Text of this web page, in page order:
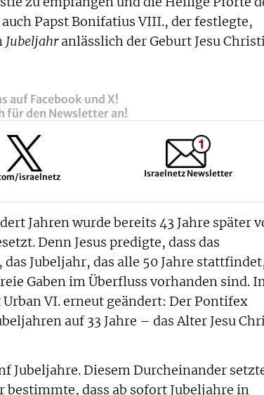
Papst Bonifatius VIII., der festlegte,
Jubeljahranlässlich der Geburt Jesu
auf Facebook und X!
für den Newsletter an!
israelnetz Israelnetz Newsletter
Jahren wurde bereits 43 Jahre später
Denn Jesus predigte, dass das
Jubeljahr, das alle 50 Jahre
Gaben im Überfluss vorhanden sind.
VI. erneut geändert: Der Pontifex
auf 33 Jahre – das Alter Jesu
Jubeljahre. Diesem Durcheinander
bestimmte, dass ab sofort Jubeljahre in